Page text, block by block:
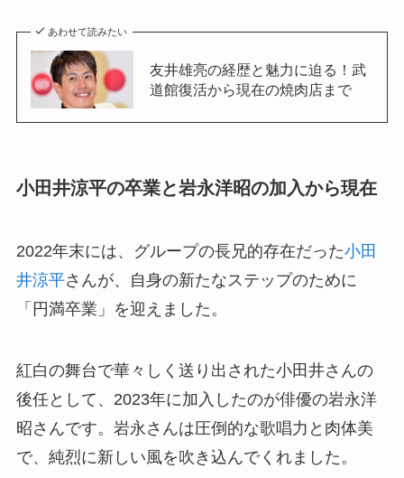
あわせて読みたい
友井雄亮の経歴と魅力に迫る！武
道館復活から現在の焼肉店まで
小田井涼平の卒業と岩永洋昭の加入から現在
2022年末には、グループの長兄的存在だった小田
井涼平さんが、自身の新たなステップのために
「円満卒業」を迎えました。
紅白の舞台で華々しく送り出された小田井さんの
後任として、2023年に加入したのが俳優の岩永洋
昭さんです。岩永さんは圧倒的な歌唱力と肉体美
で、純烈に新しい風を吹き込んでくれました。